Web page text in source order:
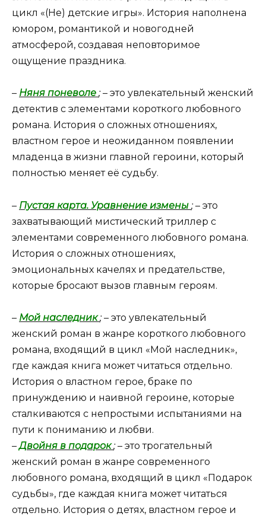
цикл «(Не) детские игры». История наполнена
юмором, романтикой и новогодней
атмосферой, создавая неповторимое
ощущение праздника.
– Няня поневоле ;– это увлекательный женский
детектив с элементами короткого любовного
романа. История о сложных отношениях,
властном герое и неожиданном появлении
младенца в жизни главной героини, который
полностью меняет её судьбу.
– Пустая карта. Уравнение измены ;– это
захватывающий мистический триллер с
элементами современного любовного романа.
История о сложных отношениях,
эмоциональных качелях и предательстве,
которые бросают вызов главным героям.
– Мой наследник;– это увлекательный
женский роман в жанре короткого любовного
романа, входящий в цикл «Мой наследник»,
где каждая книга может читаться отдельно.
История о властном герое, браке по
принуждению и наивной героине, которые
сталкиваются с непростыми испытаниями на
пути к пониманию и любви.
–Двойня в подарок;– это трогательный
женский роман в жанре современного
любовного романа, входящий в цикл «Подарок
судьбы», где каждая книга может читаться
отдельно. История о детях, властном герое и